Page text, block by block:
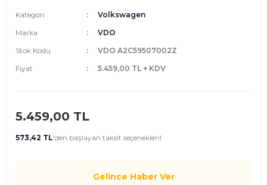
Kategori
Volkswagen
Marka
VDO
Stok Kodu
VDO A2C59507002Z
Fiyat
5.459,00 TL + KDV
5.459,00 TL
573,42 TL'den başlayan taksit seçenekleri!
Gelince Haber Ver